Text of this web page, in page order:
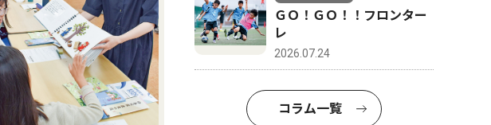
ＧＯ！ＧＯ！！フロンター
レ
2026.07.24
コラム一覧